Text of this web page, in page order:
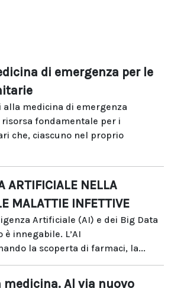
di emergenza per le
medicina di emergenza
fondamentale per i
che, ciascuno nel proprio
ARTIFICIALE NELLA
MALATTIE INFETTIVE
Artificiale (AI) e dei Big Data
innegabile. L’AI
la scoperta di farmaci, la...
medicina. Al via nuovo